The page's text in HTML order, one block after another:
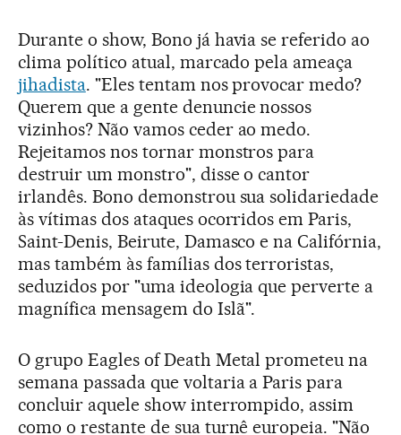
Durante o show, Bono já havia se referido ao
clima político atual, marcado pela ameaça
jihadista. "Eles tentam nos provocar medo?
Querem que a gente denuncie nossos
vizinhos? Não vamos ceder ao medo.
Rejeitamos nos tornar monstros para
destruir um monstro", disse o cantor
irlandês. Bono demonstrou sua solidariedade
às vítimas dos ataques ocorridos em Paris,
Saint-Denis, Beirute, Damasco e na Califórnia,
mas também às famílias dos terroristas,
seduzidos por "uma ideologia que perverte a
magnífica mensagem do Islã".
O grupo Eagles of Death Metal prometeu na
semana passada que voltaria a Paris para
concluir aquele show interrompido, assim
como o restante de sua turnê europeia. "Não